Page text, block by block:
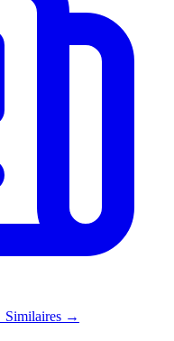
Similaires →